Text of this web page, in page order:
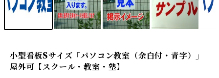
小型看板Sサイズ「パソコン教室（余白付・青字）」
屋外可【スクール・教室・塾】